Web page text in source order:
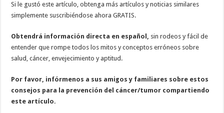
Si le gustó este artículo, obtenga más artículos y noticias similares
simplemente suscribiéndose ahora GRATIS.
Obtendrá información directa en español, sin rodeos y fácil de
entender que rompe todos los mitos y conceptos erróneos sobre
salud, cáncer, envejecimiento y aptitud.
Por favor, infórmenos a sus amigos y familiares sobre estos
consejos para la prevención del cáncer/tumor compartiendo
este artículo.